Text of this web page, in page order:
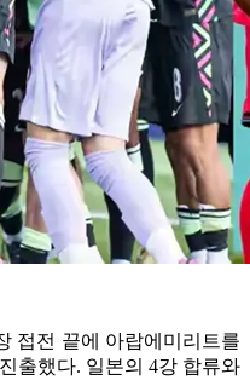
접전 끝에 아랍에미리트를
출했다. 일본의 4강 합류와